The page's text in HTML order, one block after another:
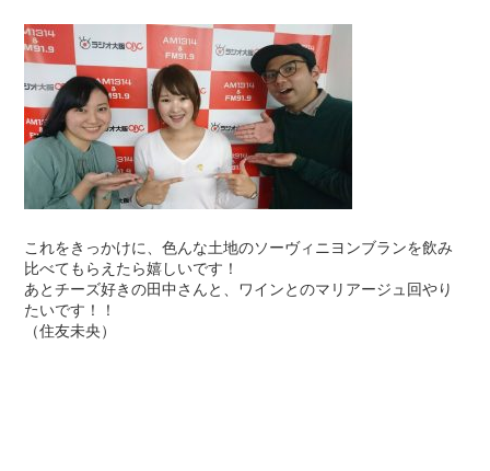
これをきっかけに、色んな土地のソーヴィニヨンブランを飲み
比べてもらえたら嬉しいです！
あとチーズ好きの田中さんと、ワインとのマリアージュ回やり
たいです！！
（住友未央）